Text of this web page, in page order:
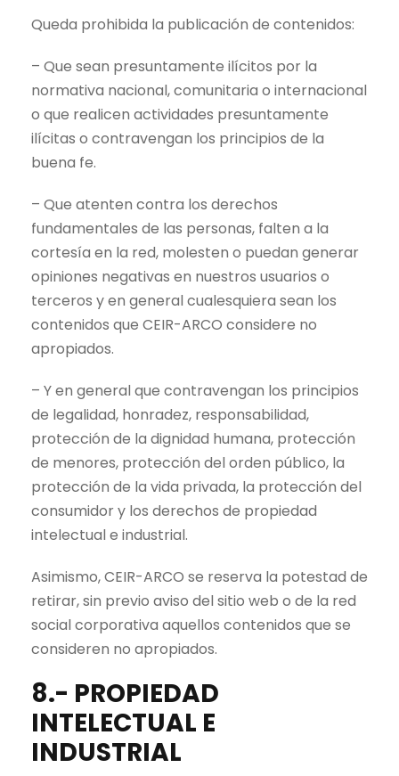
Queda prohibida la publicación de contenidos:
– Que sean presuntamente ilícitos por la
normativa nacional, comunitaria o internacional
o que realicen actividades presuntamente
ilícitas o contravengan los principios de la
buena fe.
– Que atenten contra los derechos
fundamentales de las personas, falten a la
cortesía en la red, molesten o puedan generar
opiniones negativas en nuestros usuarios o
terceros y en general cualesquiera sean los
contenidos que CEIR-ARCO considere no
apropiados.
– Y en general que contravengan los principios
de legalidad, honradez, responsabilidad,
protección de la dignidad humana, protección
de menores, protección del orden público, la
protección de la vida privada, la protección del
consumidor y los derechos de propiedad
intelectual e industrial.
Asimismo, CEIR-ARCO se reserva la potestad de
retirar, sin previo aviso del sitio web o de la red
social corporativa aquellos contenidos que se
consideren no apropiados.
8.- PROPIEDAD
INTELECTUAL E
INDUSTRIAL